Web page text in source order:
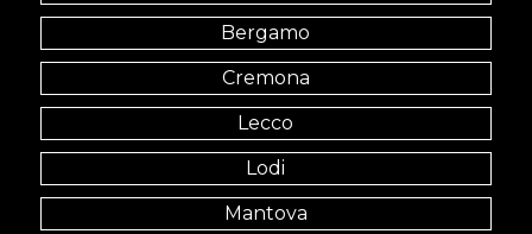
Bergamo
Cremona
Lecco
Lodi
Mantova